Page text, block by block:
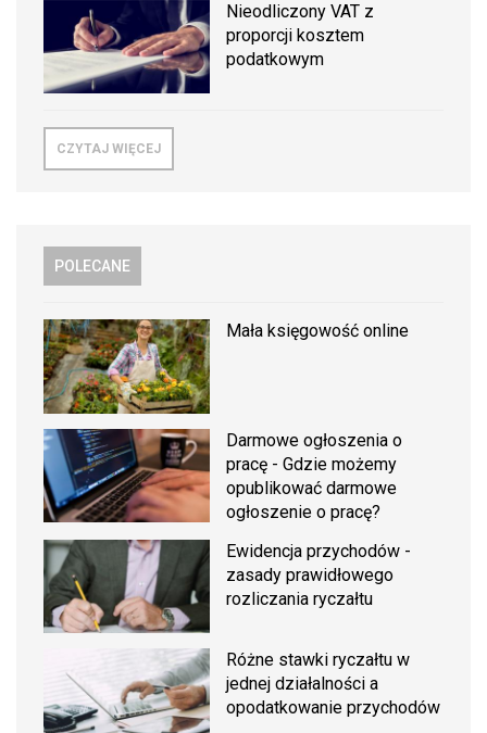
Nieodliczony VAT z
proporcji kosztem
podatkowym
CZYTAJ WIĘCEJ
POLECANE
Mała księgowość online
Darmowe ogłoszenia o
pracę - Gdzie możemy
opublikować darmowe
ogłoszenie o pracę?
Ewidencja przychodów -
zasady prawidłowego
rozliczania ryczałtu
Różne stawki ryczałtu w
jednej działalności a
opodatkowanie przychodów